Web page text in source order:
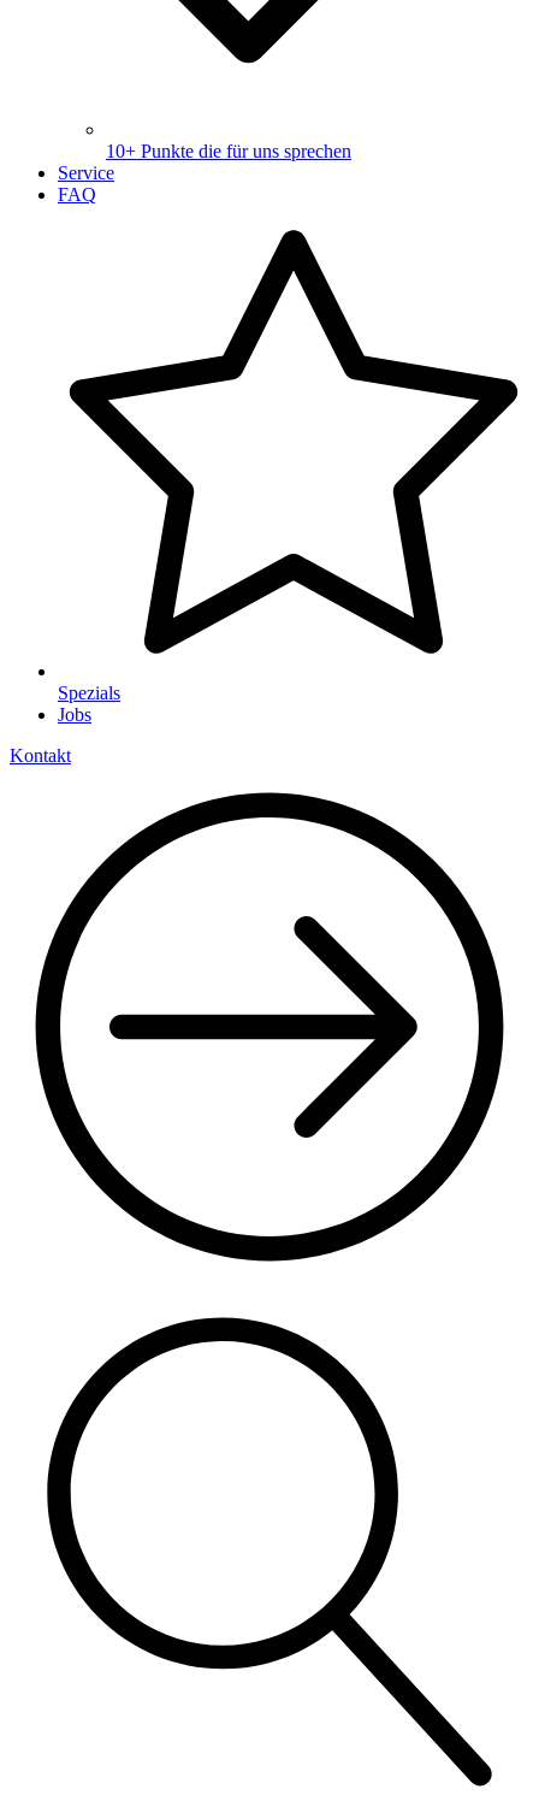
10+ Punkte die für uns sprechen
Service
FAQ
Spezials
Jobs
Kontakt